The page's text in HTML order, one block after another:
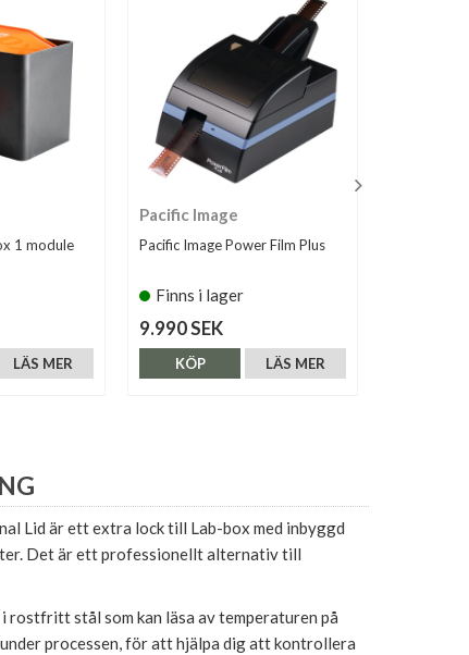
1 module
LÄS MER
Pacific Image
Pacific Image Power Film Plus
Finns i lager
9.990 SEK
LÄS MER
KÖP
Lid är ett extra lock till Lab-box med inbyggd
Det är ett professionellt alternativ till
i rostfritt stål som kan läsa av temperaturen på
processen, för att hjälpa dig att kontrollera